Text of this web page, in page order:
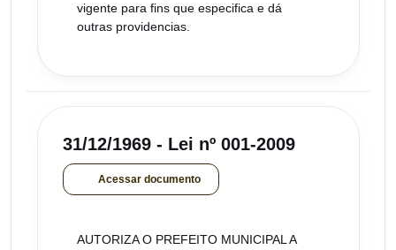
vigente para fins que especifica e dá
outras providencias.
31/12/1969 - Lei nº 001-2009
Acessar documento
AUTORIZA O PREFEITO MUNICIPAL A